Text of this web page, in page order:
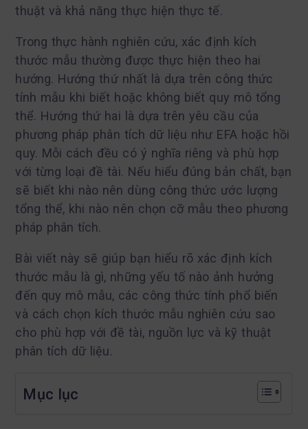
thuật và khả năng thực hiện thực tế.
Trong thực hành nghiên cứu, xác định kích
thước mẫu thường được thực hiện theo hai
hướng. Hướng thứ nhất là dựa trên công thức
tính mẫu khi biết hoặc không biết quy mô tổng
thể. Hướng thứ hai là dựa trên yêu cầu của
phương pháp phân tích dữ liệu như EFA hoặc hồi
quy. Mỗi cách đều có ý nghĩa riêng và phù hợp
với từng loại đề tài. Nếu hiểu đúng bản chất, bạn
sẽ biết khi nào nên dùng công thức ước lượng
tổng thể, khi nào nên chọn cỡ mẫu theo phương
pháp phân tích.
Bài viết này sẽ giúp bạn hiểu rõ xác định kích
thước mẫu là gì, những yếu tố nào ảnh hưởng
đến quy mô mẫu, các công thức tính phổ biến
và cách chọn kích thước mẫu nghiên cứu sao
cho phù hợp với đề tài, nguồn lực và kỹ thuật
phân tích dữ liệu.
Mục lục